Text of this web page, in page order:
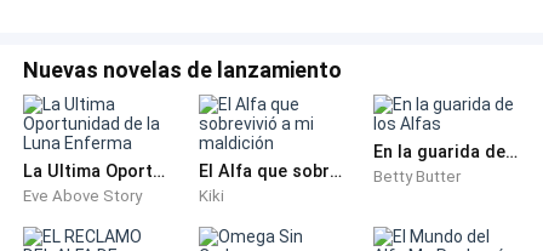
-Es una desagradecida, no debería haber gastado un
solo centavo en esta estúpida-
-Soy tu hermana menor es tu trabajo complacerme-
-Mi trabajo es meterte la cabeza en un puto
Nuevas novelas de lanzamiento
La Ultima Oportunidad de la Luna Enferma
Eve Above Story
El Alfa que sobrevivió a mi maldición
Kiki
En la guarida de los Alfas
Betty Butter